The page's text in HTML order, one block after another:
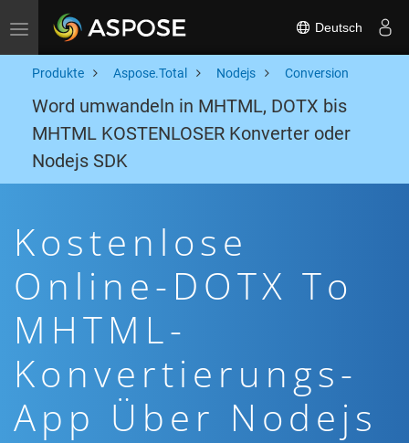
Toggle navigation Deutsch
Produkte Aspose.Total Nodejs Conversion
Word umwandeln in MHTML, DOTX bis
MHTML KOSTENLOSER Konverter oder
Nodejs SDK
Kostenlose
Online-DOTX To
MHTML-
Konvertierungs-
App Über Nodejs